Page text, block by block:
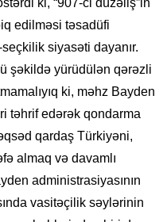
edilməsi təsadüfi
siyasəti dayanır.
şəkildə yürüdülən qərəzli
ki, məhz Bayden
təhrif edərək qondarma
qardaş Türkiyəni,
almaq və davamlı
administrasiyasının
vasitəçilik səylərinin